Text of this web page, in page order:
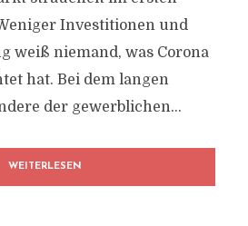
Investitionen und
weiß niemand, was Corona
hat. Bei dem langen
der gewerblichen...
WEITERLESEN